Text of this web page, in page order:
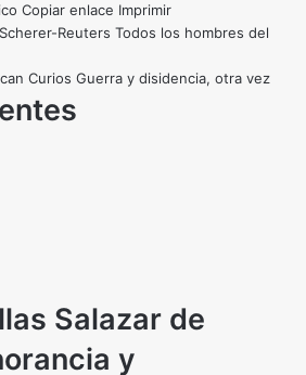
Copiar enlace Imprimir
Todos los hombres del
Guerra y disidencia, otra vez
Salazar de
y